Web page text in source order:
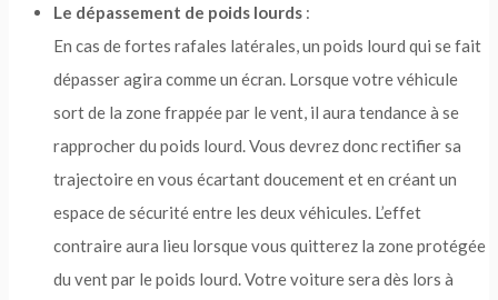
Le dépassement de poids lourds :
En cas de fortes rafales latérales, un poids lourd qui se fait
dépasser agira comme un écran. Lorsque votre véhicule
sort de la zone frappée par le vent, il aura tendance à se
rapprocher du poids lourd. Vous devrez donc rectifier sa
trajectoire en vous écartant doucement et en créant un
espace de sécurité entre les deux véhicules. L’effet
contraire aura lieu lorsque vous quitterez la zone protégée
du vent par le poids lourd. Votre voiture sera dès lors à